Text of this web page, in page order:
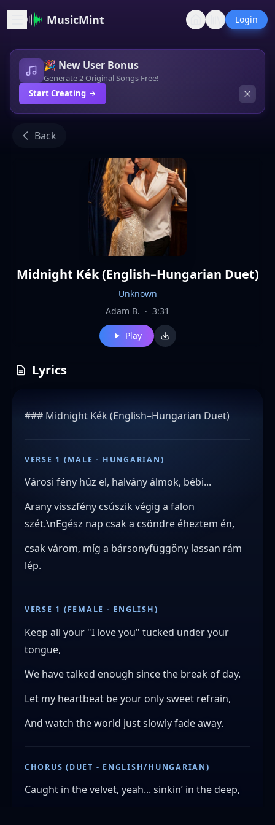
MusicMint Login
🎉 New User Bonus
Generate 2 Original Songs Free!
Start Creating
Back
Midnight Kék (English–Hungarian Duet)
Unknown
Adam B. · 3:31
Play
Lyrics
### Midnight Kék (English–Hungarian Duet)
VERSE 1 (MALE - HUNGARIAN)
Városi fény húz el, halvány álmok, bébi...
Arany visszfény csúszik végig a falon
szét.\nEgész nap csak a csöndre éheztem én,
csak várom, míg a bársonyfüggöny lassan rám
lép.
VERSE 1 (FEMALE - ENGLISH)
Keep all your "I love you" tucked under your
tongue,
We have talked enough since the break of day.
Let my heartbeat be your only sweet refrain,
And watch the world just slowly fade away.
CHORUS (DUET - ENGLISH/HUNGARIAN)
Caught in the velvet, yeah... sinkin’ in the deep,